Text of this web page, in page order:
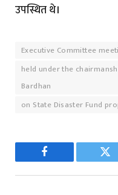
उपस्थित थे।
Executive Committee
held under the
Bardhan
on State Disaster Fund
Facebook